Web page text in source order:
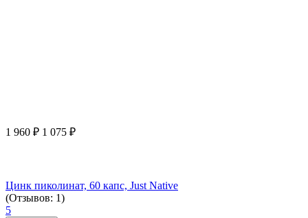
1 960 ₽ 1 075 ₽
Цинк пиколинат, 60 капс, Just Native
(Отзывов: 1)
5